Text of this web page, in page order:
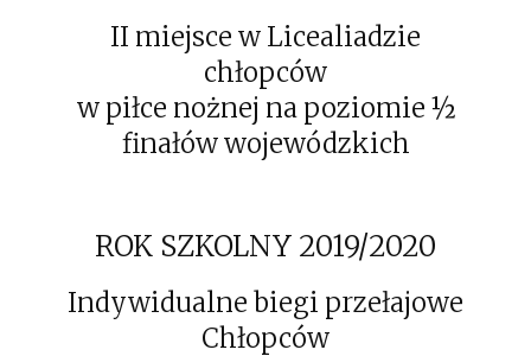
II miejsce w Licealiadzie
chłopców
w piłce nożnej na poziomie ½
finałów wojewódzkich
ROK SZKOLNY 2019/2020
Indywidualne biegi przełajowe
Chłopców